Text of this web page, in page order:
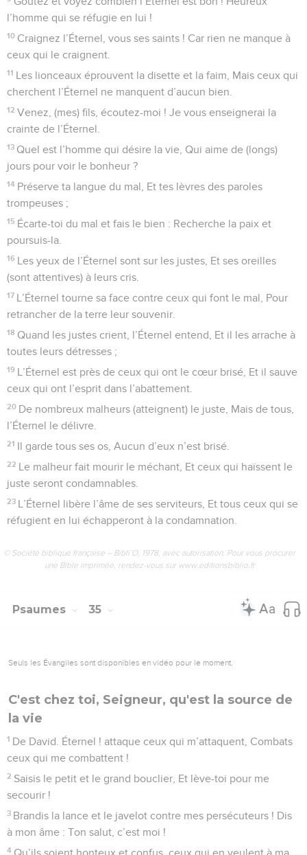
l’homme qui se réfugie en lui !
10 Craignez l’Éternel, vous ses saints ! Car rien ne manque à
ceux qui le craignent.
11 Les lionceaux éprouvent la disette et la faim, Mais ceux qui
cherchent l’Éternel ne manquent d’aucun bien.
12 Venez, (mes) fils, écoutez-moi ! Je vous enseignerai la
crainte de l’Éternel.
13 Quel est l’homme qui désire la vie, Qui aime de (longs)
jours pour voir le bonheur ?
14 Préserve ta langue du mal, Et tes lèvres des paroles
trompeuses ;
15 Écarte-toi du mal et fais le bien : Recherche la paix et
poursuis-la.
16 Les yeux de l’Éternel sont sur les justes, Et ses oreilles
(sont attentives) à leurs cris.
17 L’Éternel tourne sa face contre ceux qui font le mal, Pour
retrancher de la terre leur souvenir.
18 Quand les justes crient, l’Éternel entend, Et il les arrache à
toutes leurs détresses ;
19 L’Éternel est près de ceux qui ont le cœur brisé, Et il sauve
ceux qui ont l’esprit dans l’abattement.
20 De nombreux malheurs (atteignent) le juste, Mais de tous,
l’Éternel le délivre.
21 Il garde tous ses os, Aucun d’eux n’est brisé.
22 Le malheur fait mourir le méchant, Et ceux qui haïssent le
juste seront condamnables.
23 L’Éternel libère l’âme de ses serviteurs, Et tous ceux qui se
réfugient en lui échapperont à la condamnation.
© Société biblique française – Bibli’O, 1978, avec autorisation. Pour vous procurer
une Bible imprimée, rendez-vous sur www.editionsbiblio.fr
Psaumes 35
Seuls les Évangiles sont disponibles en vidéo pour le moment.
C'est chez toi, Seigneur, qu'est la source de
la vie
1 De David. Éternel ! attaque ceux qui m’attaquent, Combats
ceux qui me combattent !
2 Saisis le petit et le grand bouclier, Et lève-toi pour me
secourir !
3 Brandis la lance et le javelot contre mes persécuteurs ! Dis
à mon âme : Ton salut, c’est moi !
4 Qu’ils soient honteux et confus, ceux qui en veulent à ma